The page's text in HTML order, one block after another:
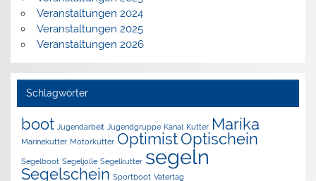
Veranstaltungen 2024
Veranstaltungen 2025
Veranstaltungen 2026
Schlagwörter
boot Jugendarbeit Jugendgruppe Kanal Kutter Marika
Marinekutter Motorkutter OptimistOptischein
Segelboot Segeljolle Segelkutter segeln
Segelschein Sportboot Vatertag